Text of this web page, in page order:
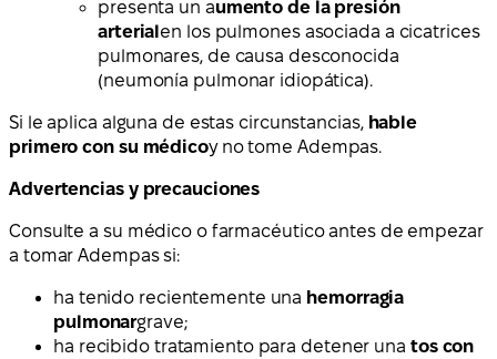
presenta un aumento de la presión
arterialen los pulmones asociada a cicatrices
pulmonares, de causa desconocida
(neumonía pulmonar idiopática).
Si le aplica alguna de estas circunstancias, hable
primero con su médicoy no tome Adempas.
Advertencias y precauciones
Consulte a su médico o farmacéutico antes de empezar
a tomar Adempas si:
ha tenido recientemente una hemorragia
pulmonargrave;
ha recibido tratamiento para detener una tos con